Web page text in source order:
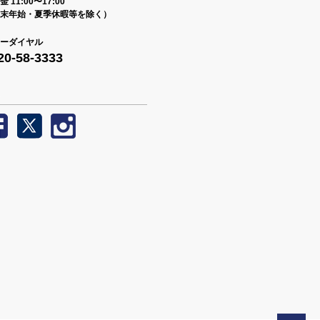
末年始・夏季休暇等を除く）
ダイヤル
58-3333